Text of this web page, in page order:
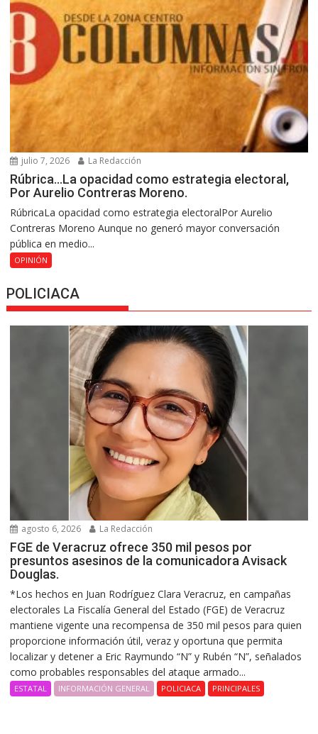
julio 7, 2026 La Redacción
Rúbrica…La opacidad como estrategia electoral,
Por Aurelio Contreras Moreno.
RúbricaLa opacidad como estrategia electoralPor Aurelio
Contreras Moreno Aunque no generó mayor conversación
pública en medio...
OPINIÓN
POLICIACA
agosto 6, 2026 La Redacción
FGE de Veracruz ofrece 350 mil pesos por
presuntos asesinos de la comunicadora Avisack
Douglas.
*Los hechos en Juan Rodríguez Clara Veracruz, en campañas
electorales La Fiscalía General del Estado (FGE) de Veracruz
mantiene vigente una recompensa de 350 mil pesos para quien
proporcione información útil, veraz y oportuna que permita
localizar y detener a Eric Raymundo “N” y Rubén “N”, señalados
como probables responsables del ataque armado...
ESTATAL INFORMACIÓN GENERAL POLICIACA PRINCIPALES